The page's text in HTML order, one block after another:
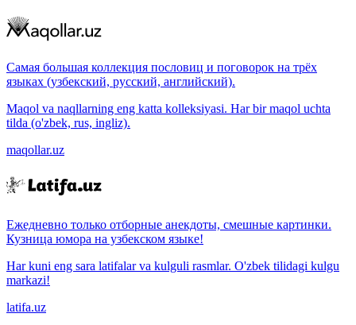
Самая большая коллекция пословиц и поговорок на трёх
языках (узбекский, русский, английский).
Maqol va naqllarning eng katta kolleksiyasi. Har bir maqol uchta
tilda (o'zbek, rus, ingliz).
maqollar.uz
Ежедневно только отборные анекдоты, смешные картинки.
Кузница юмора на узбекском языке!
Har kuni eng sara latifalar va kulguli rasmlar. O'zbek tilidagi kulgu
markazi!
latifa.uz